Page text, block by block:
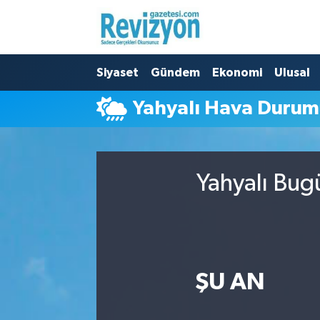
Siyaset Gündem Ekonomi Ulusal
Yahyalı Hava
Yahyalı
ŞU AN
Nöbetçi Eczaneler
Hava Durumu
Namaz Vakitleri